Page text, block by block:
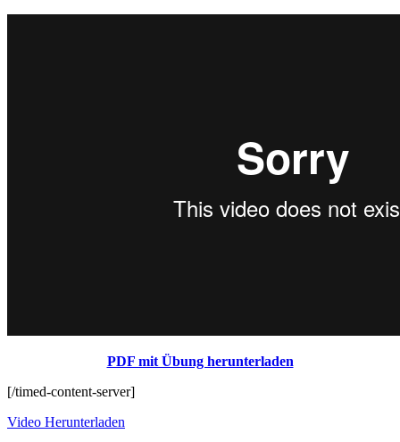
PDF mit Übung herunterladen
[/timed-content-server]
Video Herunterladen